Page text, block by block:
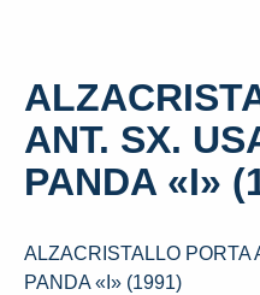
ANT. SX.
PANDA «I»
ALZACRISTALLO PORTA
PANDA «I» (1991)